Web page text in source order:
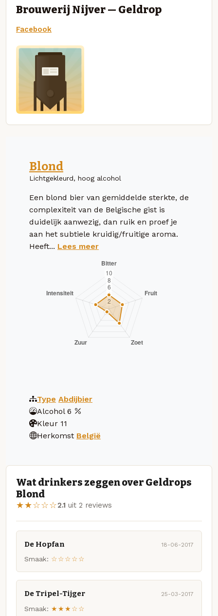
Brouwerij Nijver — Geldrop
Facebook
Blond
Lichtgekleurd, hoog alcohol
Een blond bier van gemiddelde sterkte, de
complexiteit van de Belgische gist is
duidelijk aanwezig, dan ruik en proef je
aan het subtiele kruidig/fruitige aroma.
Heeft... Lees meer
Type Abdijbier
Alcohol 6
Kleur 11
Herkomst België
Wat drinkers zeggen over Geldrops
Blond
★★☆☆☆2.1 uit 2 reviews
De Hopfan 18-06-2017
Smaak: ☆☆☆☆☆
De Tripel-Tijger 25-03-2017
Smaak: ★★★☆☆